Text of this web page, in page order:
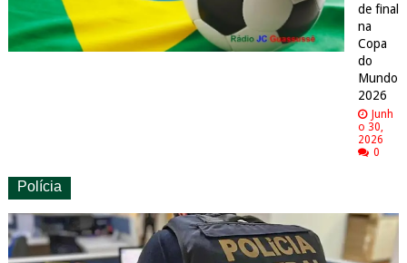
de final
na
Copa
do
Mundo
2026
Junh
o 30,
2026
0
Polícia